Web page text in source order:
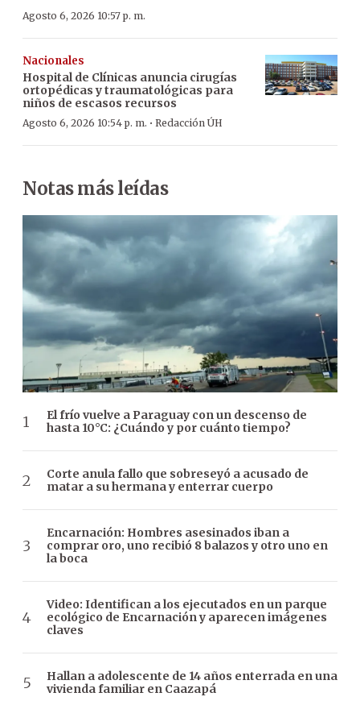
Agosto 6, 2026 10:57 p. m.
Nacionales
Hospital de Clínicas anuncia cirugías
ortopédicas y traumatológicas para
niños de escasos recursos
Agosto 6, 2026 10:54 p. m. · Redacción ÚH
Notas más leídas
El frío vuelve a Paraguay con un descenso de
hasta 10°C: ¿Cuándo y por cuánto tiempo?
Corte anula fallo que sobreseyó a acusado de
matar a su hermana y enterrar cuerpo
Encarnación: Hombres asesinados iban a
comprar oro, uno recibió 8 balazos y otro uno en
la boca
Video: Identifican a los ejecutados en un parque
ecológico de Encarnación y aparecen imágenes
claves
Hallan a adolescente de 14 años enterrada en una
vivienda familiar en Caazapá